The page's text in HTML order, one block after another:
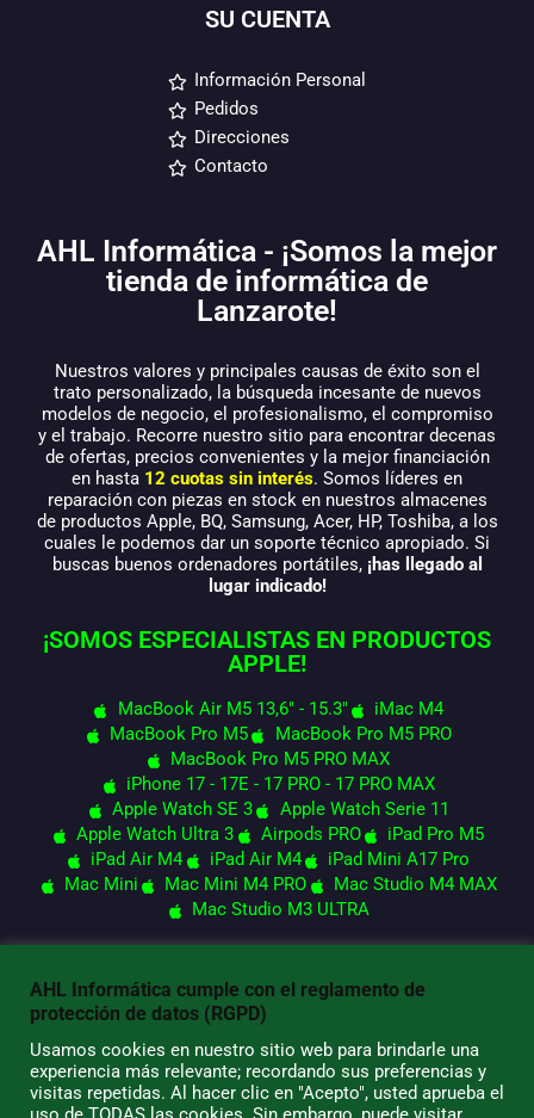
SU CUENTA
Información Personal
Pedidos
Direcciones
Contacto
AHL Informática - ¡Somos la mejor
tienda de informática de
Lanzarote!
Nuestros valores y principales causas de éxito son el
trato personalizado, la búsqueda incesante de nuevos
modelos de negocio, el profesionalismo, el compromiso
y el trabajo. Recorre nuestro sitio para encontrar decenas
de ofertas, precios convenientes y la mejor financiación
en hasta 12 cuotas sin interés. Somos líderes en
reparación con piezas en stock en nuestros almacenes
de productos Apple, BQ, Samsung, Acer, HP, Toshiba, a los
cuales le podemos dar un soporte técnico apropiado. Si
buscas buenos ordenadores portátiles, ¡has llegado al
lugar indicado!
¡SOMOS ESPECIALISTAS EN PRODUCTOS
APPLE!
MacBook Air M5 13,6" - 15.3"
iMac M4
MacBook Pro M5
MacBook Pro M5 PRO
MacBook Pro M5 PRO MAX
iPhone 17 - 17E - 17 PRO - 17 PRO MAX
Apple Watch SE 3
Apple Watch Serie 11
Apple Watch Ultra 3
Airpods PRO
iPad Pro M5
iPad Air M4
iPad Air M4
iPad Mini A17 Pro
Mac Mini
Mac Mini M4 PRO
Mac Studio M4 MAX
Mac Studio M3 ULTRA
© 2026 AHL Informática
AHL Informática cumple con el reglamento de
protección de datos (RGPD)
Usamos cookies en nuestro sitio web para brindarle una
experiencia más relevante; recordando sus preferencias y
visitas repetidas. Al hacer clic en "Acepto", usted aprueba el